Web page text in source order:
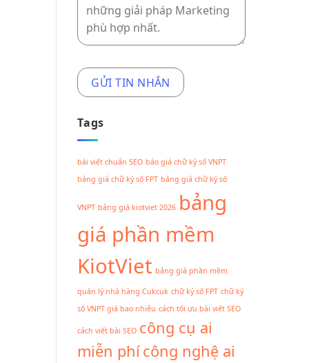
Tags
bài viết chuẩn SEO báo giá chữ ký số VNPT
bảng giá chữ ký số FPT bảng giá chữ ký số
VNPT bảng giá kiotviet 2026 bảng
giá phần mềm
KiotViet bảng giá phần mềm
quản lý nhà hàng Cukcuk chữ ký số FPT chữ ký
số VNPT giá bao nhiêu cách tối ưu bài viết SEO
cách viết bài SEO công cụ ai
miễn phícông nghệ ai